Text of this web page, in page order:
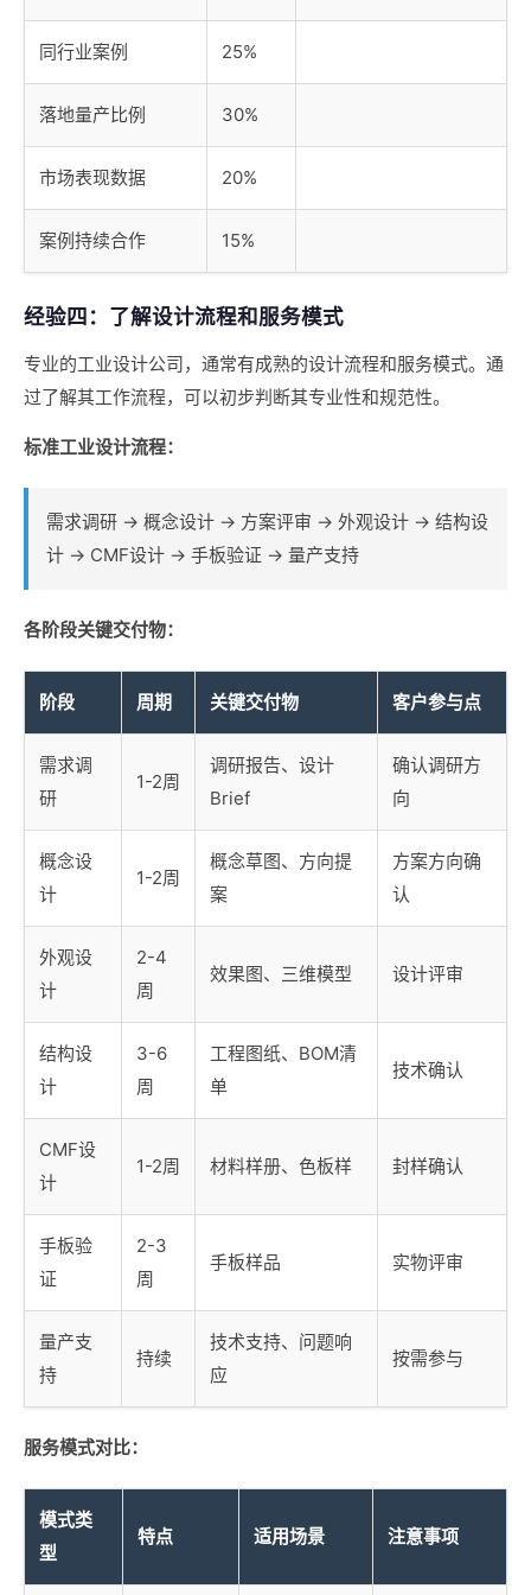
同行业案例 25%
落地量产比例 30%
市场表现数据 20%
案例持续合作 15%
经验四：了解设计流程和服务模式
专业的工业设计公司，通常有成熟的设计流程和服务模式。通
过了解其工作流程，可以初步判断其专业性和规范性。
标准工业设计流程：
需求调研 → 概念设计 → 方案评审 → 外观设计 → 结构设
计 → CMF设计 → 手板验证 → 量产支持
各阶段关键交付物：
阶段 周期 关键交付物 客户参与点
需求调
研
1-2周
调研报告、设计
Brief
确认调研方
向
概念设
计
1-2周
概念草图、方向提
案
方案方向确
认
外观设
计
2-4
周
效果图、三维模型 设计评审
结构设
计
3-6
周
工程图纸、BOM清
单
技术确认
CMF设
计
1-2周 材料样册、色板样 封样确认
手板验
证
2-3
周
手板样品 实物评审
量产支
持
持续
技术支持、问题响
应
按需参与
服务模式对比：
模式类
型
特点 适用场景 注意事项